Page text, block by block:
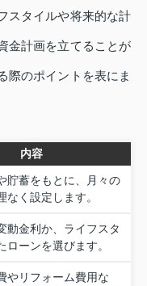
スタイルや将来的な計
金計画を立てることが
際のポイントを表にま
内容
貯蓄をもとに、月々の
なく設定します。
動金利か、ライフスタ
ローンを選びます。
やリフォーム費用な